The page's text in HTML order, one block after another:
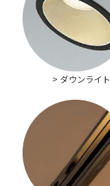
> ダウンライト